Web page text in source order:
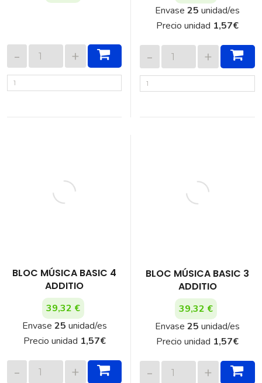
Envase 25 unidad/es
Precio unidad 1,57€
BLOC MÚSICA BASIC 4
ADDITIO
39,32 €
Envase 25 unidad/es
Precio unidad 1,57€
BLOC MÚSICA BASIC 3
ADDITIO
39,32 €
Envase 25 unidad/es
Precio unidad 1,57€